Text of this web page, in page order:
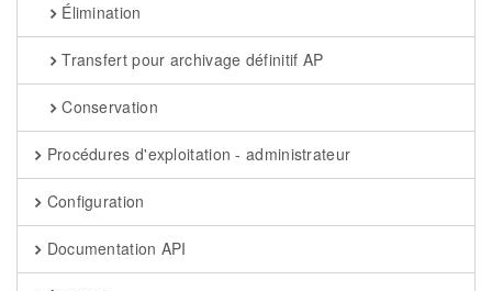
Élimination
Transfert pour archivage définitif AP
Conservation
Procédures d'exploitation - administrateur
Configuration
Documentation API